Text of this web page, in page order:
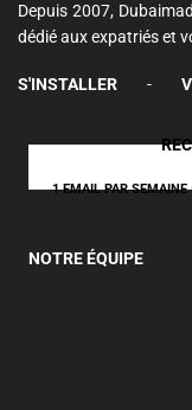
Depuis 2007,
dédié aux expatriés et
S'INSTALLER -
1 EMAIL PAR SEMAINE
NOTRE ÉQUIPE